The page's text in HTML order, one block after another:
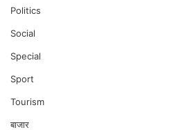
Politics
Social
Special
Sport
Tourism
बाजार